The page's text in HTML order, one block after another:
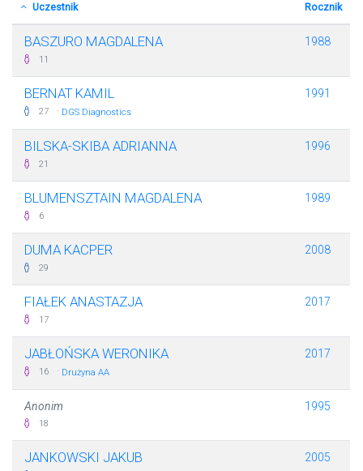
Uczestnik Rocznik
BASZURO MAGDALENA
11
1988
BERNAT KAMIL
27 · DGS Diagnostics
1991
BILSKA-SKIBA ADRIANNA
21
1996
BLUMENSZTAIN MAGDALENA
6
1989
DUMA KACPER
29
2008
FIAŁEK ANASTAZJA
17
2017
JABŁOŃSKA WERONIKA
16 · Drużyna AA
2017
Anonim
18
1995
JANKOWSKI JAKUB 2005